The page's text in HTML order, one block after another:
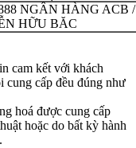
NGÂN HÀNG ACB
HỮU BĂC
cam kết với khách
cung cấp đều đúng như
hoá được cung cấp
hoặc do bất kỳ hành